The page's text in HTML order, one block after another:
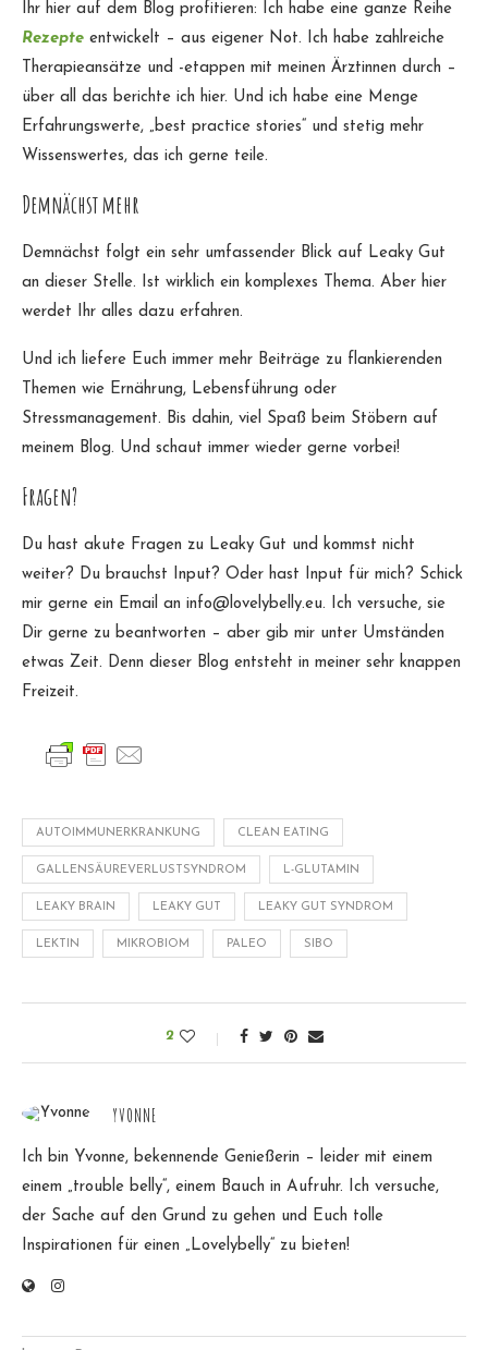
Ihr hier auf dem Blog profitieren: Ich habe eine ganze Reihe
Rezepte entwickelt – aus eigener Not. Ich habe zahlreiche
Therapieansätze und -etappen mit meinen Ärztinnen durch –
über all das berichte ich hier. Und ich habe eine Menge
Erfahrungswerte, „best practice stories“ und stetig mehr
Wissenswertes, das ich gerne teile.
Demnächst mehr
Demnächst folgt ein sehr umfassender Blick auf Leaky Gut
an dieser Stelle. Ist wirklich ein komplexes Thema. Aber hier
werdet Ihr alles dazu erfahren.
Und ich liefere Euch immer mehr Beiträge zu flankierenden
Themen wie Ernährung, Lebensführung oder
Stressmanagement. Bis dahin, viel Spaß beim Stöbern auf
meinem Blog. Und schaut immer wieder gerne vorbei!
Fragen?
Du hast akute Fragen zu Leaky Gut und kommst nicht
weiter? Du brauchst Input? Oder hast Input für mich? Schick
mir gerne ein Email an info@lovelybelly.eu. Ich versuche, sie
Dir gerne zu beantworten – aber gib mir unter Umständen
etwas Zeit. Denn dieser Blog entsteht in meiner sehr knappen
Freizeit.
AUTOIMMUNERKRANKUNG CLEAN EATING
GALLENSÄUREVERLUSTSYNDROM L-GLUTAMIN
LEAKY BRAIN LEAKY GUT LEAKY GUT SYNDROM
LEKTIN MIKROBIOM PALEO SIBO
2
YVONNE
Ich bin Yvonne, bekennende Genießerin – leider mit einem
einem „trouble belly“, einem Bauch in Aufruhr. Ich versuche,
der Sache auf den Grund zu gehen und Euch tolle
Inspirationen für einen „Lovelybelly“ zu bieten!